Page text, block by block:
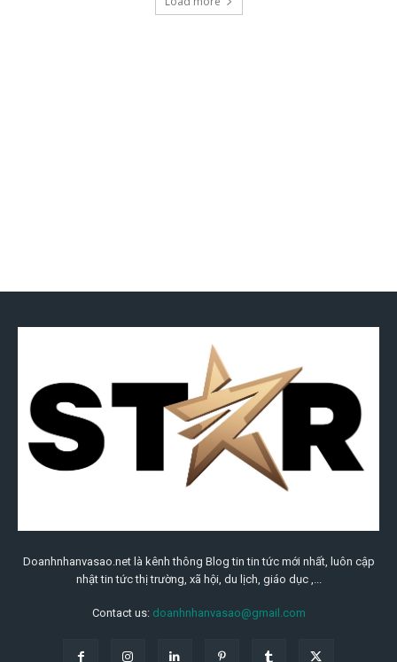
Doanhnhanvasao.net là kênh thông Blog tin tin tức mới nhất, luôn cập
nhật tin tức thị trường, xã hội, du lịch, giáo dục ,...
Contact us: doanhnhanvasao@gmail.com